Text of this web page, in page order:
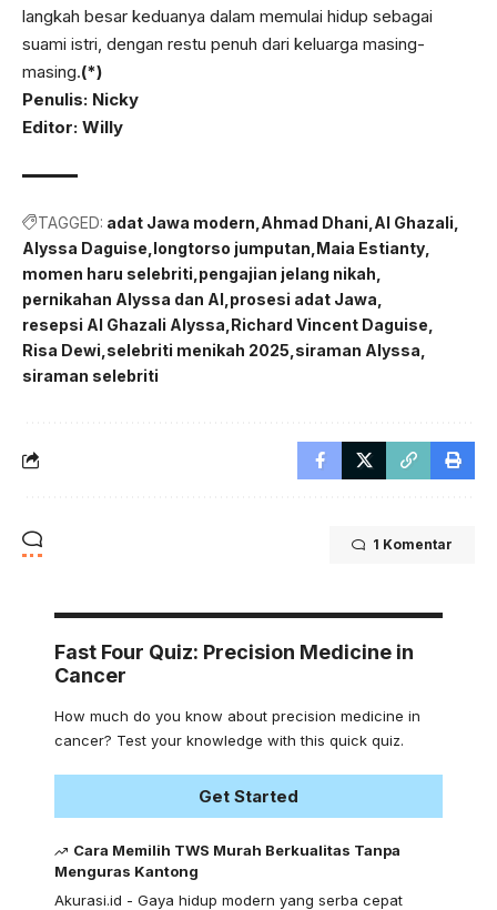
langkah besar keduanya dalam memulai hidup sebagai
suami istri, dengan restu penuh dari keluarga masing-
masing.(*)
Penulis: Nicky
Editor: Willy
TAGGED: adat Jawa modern Ahmad Dhani Al Ghazali
Alyssa Daguise longtorso jumputan Maia Estianty
momen haru selebriti pengajian jelang nikah
pernikahan Alyssa dan Al prosesi adat Jawa
resepsi Al Ghazali Alyssa Richard Vincent Daguise
Risa Dewi selebriti menikah 2025 siraman Alyssa
siraman selebriti
1 Komentar
Fast Four Quiz: Precision Medicine in
Cancer
How much do you know about precision medicine in
cancer? Test your knowledge with this quick quiz.
Get Started
Cara Memilih TWS Murah Berkualitas Tanpa
Menguras Kantong
Akurasi.id - Gaya hidup modern yang serba cepat